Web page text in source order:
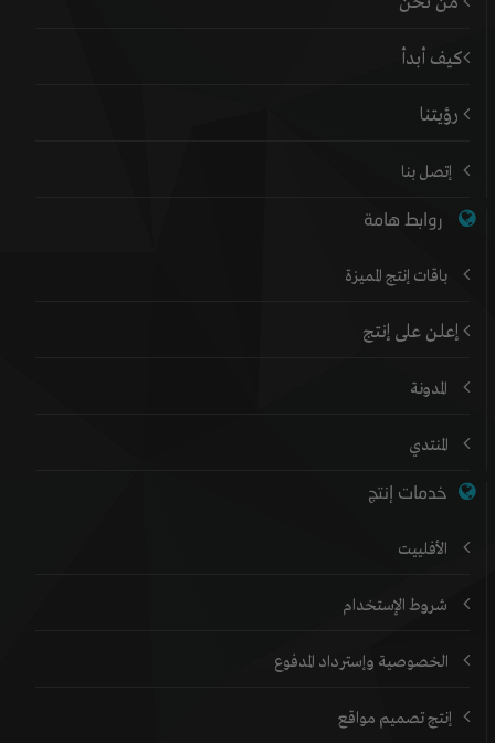
كيف أبدأ
رؤيتنا
إتصل بنا
روابط هامة
باقات إنتج المميزة
إعلن على إنتج
المدونة
المنتدي
خدمات إنتج
الأفلييت
شروط الإستخدام
الخصوصية وإسترداد المدفوع
إنتج تصميم مواقع